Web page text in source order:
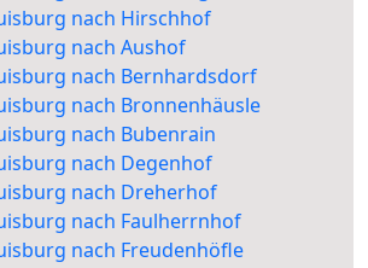
nach Hirschhof
nach Aushof
nach Bernhardsdorf
nach Bronnenhäusle
nach Bubenrain
nach Degenhof
nach Dreherhof
nach Faulherrnhof
nach Freudenhöfle